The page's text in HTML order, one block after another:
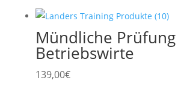
Mündliche Prüfung
Betriebswirte
139,00€